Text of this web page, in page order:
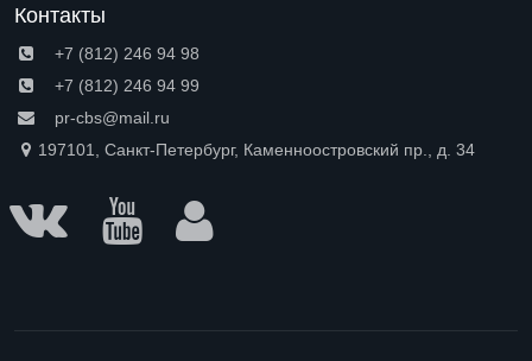
Контакты
+7 (812) 246 94 98
+7 (812) 246 94 99
pr-cbs@mail.ru
197101, Санкт-Петербург, Каменноостровский пр., д. 34